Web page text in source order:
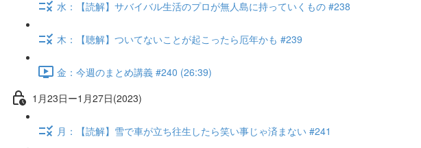
水：【読解】サバイバル生活のプロが無人島に持っていくもの #238
木：【聴解】ついてないことが起こったら厄年かも #239
金：今週のまとめ講義 #240 (26:39)
1月23日ー1月27日(2023)
月：【読解】雪で車が立ち往生したら笑い事じゃ済まない #241